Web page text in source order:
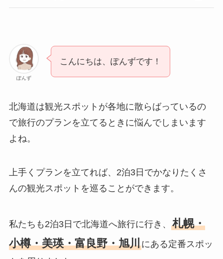
ぽんず
こんにちは、ぽんずです！
北海道は観光スポットが各地に散らばっているの
で旅行のプランを立てるときに悩んでしまいます
よね。
上手くプランを立てれば、2泊3日でかなりたくさ
んの観光スポットを巡ることができます。
私たちも2泊3日で北海道へ旅行に行き、 札幌・
小樽・美瑛・富良野・旭川にある定番スポッ